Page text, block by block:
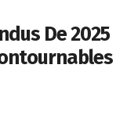
De 2025